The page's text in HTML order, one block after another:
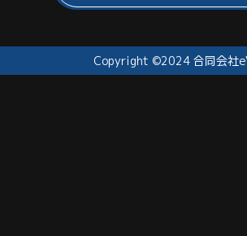
Copyright ©2024 合同会社